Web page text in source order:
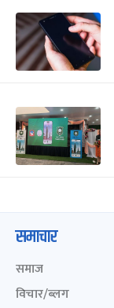
समाचार
समाज
विचार/ब्लग